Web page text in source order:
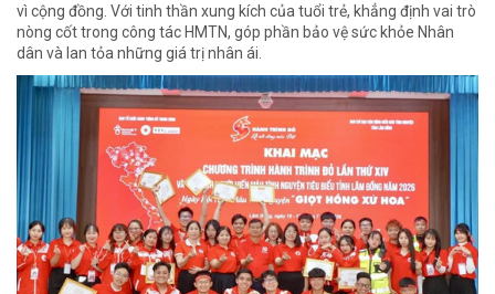
vì cộng đồng. Với tinh thần xung kích của tuổi trẻ, khẳng định vai trò
nòng cốt trong công tác HMTN, góp phần bảo vệ sức khỏe Nhân
dân và lan tỏa những giá trị nhân ái.